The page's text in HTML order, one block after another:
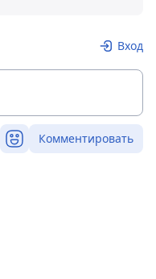
Вход
Комментировать